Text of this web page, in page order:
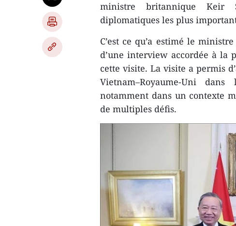
ministre britannique Keir
diplomatiques les plus
C’est ce qu’a estimé le
d’une interview accordée à la
cette visite. La visite a permis
Vietnam–Royaume-Uni
notamment dans un contexte
de multiples défis.